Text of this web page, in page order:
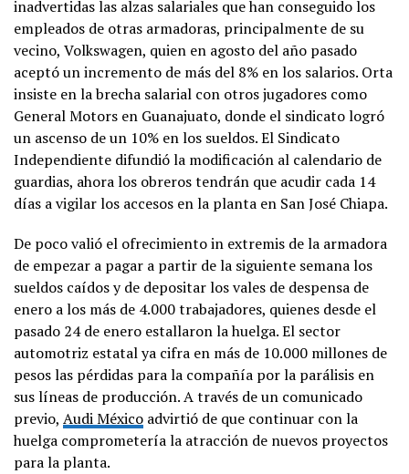
inadvertidas las alzas salariales que han conseguido los
empleados de otras armadoras, principalmente de su
vecino, Volkswagen, quien en agosto del año pasado
aceptó un incremento de más del 8% en los salarios. Orta
insiste en la brecha salarial con otros jugadores como
General Motors en Guanajuato, donde el sindicato logró
un ascenso de un 10% en los sueldos. El Sindicato
Independiente difundió la modificación al calendario de
guardias, ahora los obreros tendrán que acudir cada 14
días a vigilar los accesos en la planta en San José Chiapa.
De poco valió el ofrecimiento in extremis de la armadora
de empezar a pagar a partir de la siguiente semana los
sueldos caídos y de depositar los vales de despensa de
enero a los más de 4.000 trabajadores, quienes desde el
pasado 24 de enero estallaron la huelga. El sector
automotriz estatal ya cifra en más de 10.000 millones de
pesos las pérdidas para la compañía por la parálisis en
sus líneas de producción. A través de un comunicado
previo, Audi México advirtió de que continuar con la
huelga comprometería la atracción de nuevos proyectos
para la planta.